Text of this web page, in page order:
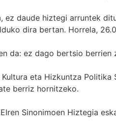
ez daude hiztegi arruntek
dira bertan. Horrela,
da: ez dago bertsio
eta Hizkuntza
berriz hornitzeko.
Sinonimoen Hiztegia